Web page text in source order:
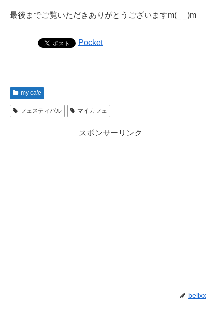
最後までご覧いただきありがとうございますm(_ _)m
Pocket
my cafe
フェスティバル マイカフェ
スポンサーリンク
bellxx